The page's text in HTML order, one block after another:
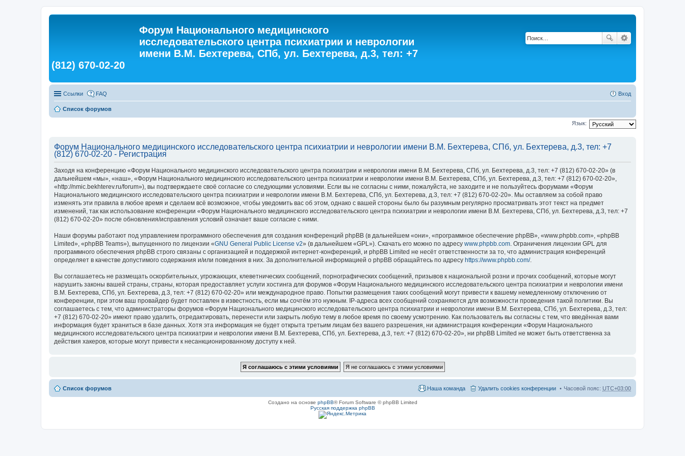
Форум Национального медицинского
исследовательского центра психиатрии и неврологии
имени В.М. Бехтерева, СПб, ул. Бехтерева, д.3, тел: +7
(812) 670-02-20
Ссылки FAQ Вход
Список форумов
Язык:
Форум Национального медицинского исследовательского центра психиатрии и неврологии имени В.М. Бехтерева, СПб, ул. Бехтерева, д.3, тел: +7
(812) 670-02-20 - Регистрация
Заходя на конференцию «Форум Национального медицинского исследовательского центра психиатрии и неврологии имени В.М. Бехтерева, СПб, ул. Бехтерева, д.3, тел: +7 (812) 670-02-20» (в
дальнейшем «мы», «наш», «Форум Национального медицинского исследовательского центра психиатрии и неврологии имени В.М. Бехтерева, СПб, ул. Бехтерева, д.3, тел: +7 (812) 670-02-20»,
«http://nmic.bekhterev.ru/forum»), вы подтверждаете своё согласие со следующими условиями. Если вы не согласны с ними, пожалуйста, не заходите и не пользуйтесь форумами «Форум
Национального медицинского исследовательского центра психиатрии и неврологии имени В.М. Бехтерева, СПб, ул. Бехтерева, д.3, тел: +7 (812) 670-02-20». Мы оставляем за собой право
изменять эти правила в любое время и сделаем всё возможное, чтобы уведомить вас об этом, однако с вашей стороны было бы разумным регулярно просматривать этот текст на предмет
изменений, так как использование конференции «Форум Национального медицинского исследовательского центра психиатрии и неврологии имени В.М. Бехтерева, СПб, ул. Бехтерева, д.3, тел: +7
(812) 670-02-20» после обновления/исправления условий означает ваше согласие с ними.
Наши форумы работают под управлением программного обеспечения для создания конференций phpBB (в дальнейшем «они», «программное обеспечение phpBB», «www.phpbb.com», «phpBB
Limited», «phpBB Teams»), выпущенного по лицензии «GNU General Public License v2» (в дальнейшем «GPL»). Скачать его можно по адресу www.phpbb.com. Ограничения лицензии GPL для
программного обеспечения phpBB строго связаны с организацией и поддержкой интернет-конференций, и phpBB Limited не несёт ответственности за то, что администрация конференций
определяет в качестве допустимого содержания и/или поведения в них. За дополнительной информацией о phpBB обращайтесь по адресу https://www.phpbb.com/.
Вы соглашаетесь не размещать оскорбительных, угрожающих, клеветнических сообщений, порнографических сообщений, призывов к национальной розни и прочих сообщений, которые могут
нарушить законы вашей страны, страны, которая предоставляет услуги хостинга для форумов «Форум Национального медицинского исследовательского центра психиатрии и неврологии имени
В.М. Бехтерева, СПб, ул. Бехтерева, д.3, тел: +7 (812) 670-02-20» или международное право. Попытки размещения таких сообщений могут привести к вашему немедленному отключению от
конференции, при этом ваш провайдер будет поставлен в известность, если мы сочтём это нужным. IP-адреса всех сообщений сохраняются для возможности проведения такой политики. Вы
соглашаетесь с тем, что администраторы форумов «Форум Национального медицинского исследовательского центра психиатрии и неврологии имени В.М. Бехтерева, СПб, ул. Бехтерева, д.3, тел:
+7 (812) 670-02-20» имеют право удалить, отредактировать, перенести или закрыть любую тему в любое время по своему усмотрению. Как пользователь вы согласны с тем, что введённая вами
информация будет храниться в базе данных. Хотя эта информация не будет открыта третьим лицам без вашего разрешения, ни администрация конференции «Форум Национального
медицинского исследовательского центра психиатрии и неврологии имени В.М. Бехтерева, СПб, ул. Бехтерева, д.3, тел: +7 (812) 670-02-20», ни phpBB Limited не может быть ответственна за
действия хакеров, которые могут привести к несанкционированному доступу к ней.
Список форумов Часовой пояс: UTC+03:00
Удалить cookies конференции
Наша команда
Создано на основе phpBB® Forum Software © phpBB Limited
Русская поддержка phpBB